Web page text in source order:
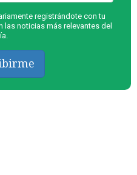
registrándote con tu
noticias más relevantes del